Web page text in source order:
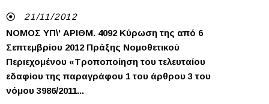
21/11/2012
ΝΟΜΟΣ ΥΠ\' ΑΡΙΘΜ. 4092 Κύρωση της από 6
Σεπτεμβρίου 2012 Πράξης Νομοθετικού
Περιεχομένου «Τροποποίηση του τελευταίου
εδαφίου της παραγράφου 1 του άρθρου 3 του
νόμου 3986/2011...